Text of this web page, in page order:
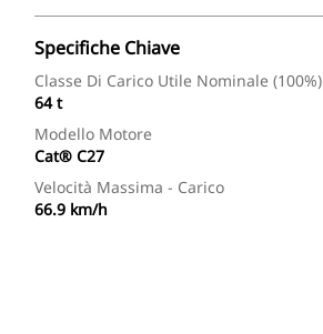
Specifiche Chiave
Classe Di Carico Utile Nominale (100%)
64 t
Modello Motore
Cat® C27
Velocità Massima - Carico
66.9 km/h